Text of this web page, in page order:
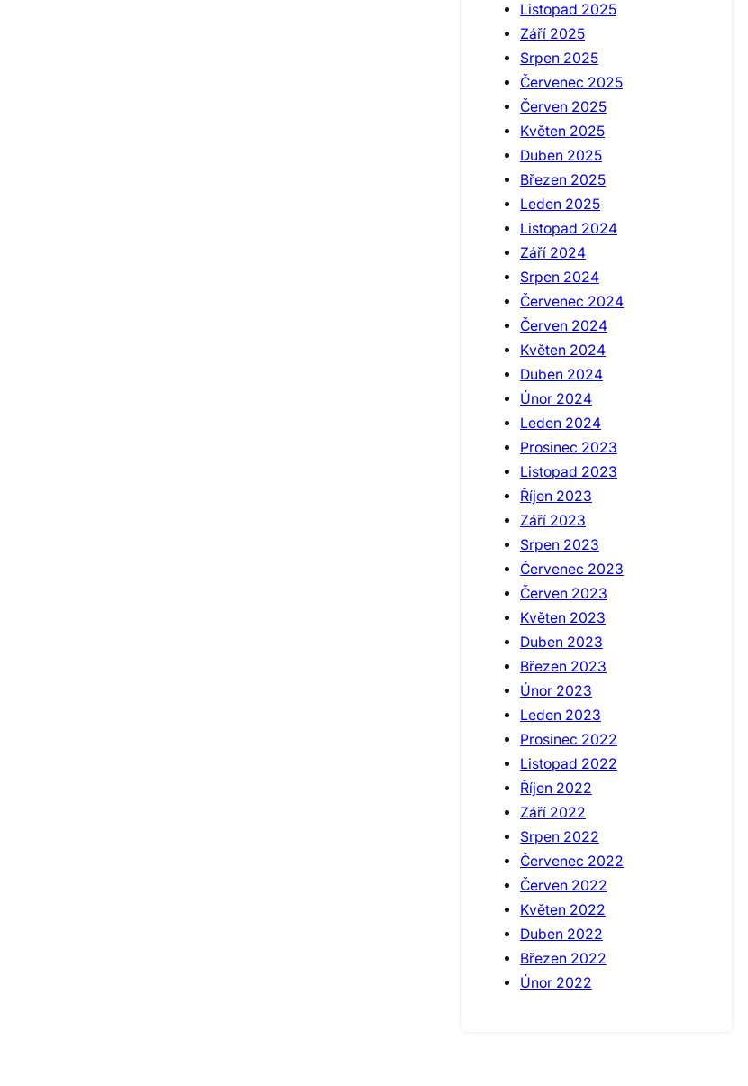
Listopad 2025
Září 2025
Srpen 2025
Červenec 2025
Červen 2025
Květen 2025
Duben 2025
Březen 2025
Leden 2025
Listopad 2024
Září 2024
Srpen 2024
Červenec 2024
Červen 2024
Květen 2024
Duben 2024
Únor 2024
Leden 2024
Prosinec 2023
Listopad 2023
Říjen 2023
Září 2023
Srpen 2023
Červenec 2023
Červen 2023
Květen 2023
Duben 2023
Březen 2023
Únor 2023
Leden 2023
Prosinec 2022
Listopad 2022
Říjen 2022
Září 2022
Srpen 2022
Červenec 2022
Červen 2022
Květen 2022
Duben 2022
Březen 2022
Únor 2022